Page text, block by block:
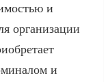
и
организации
и